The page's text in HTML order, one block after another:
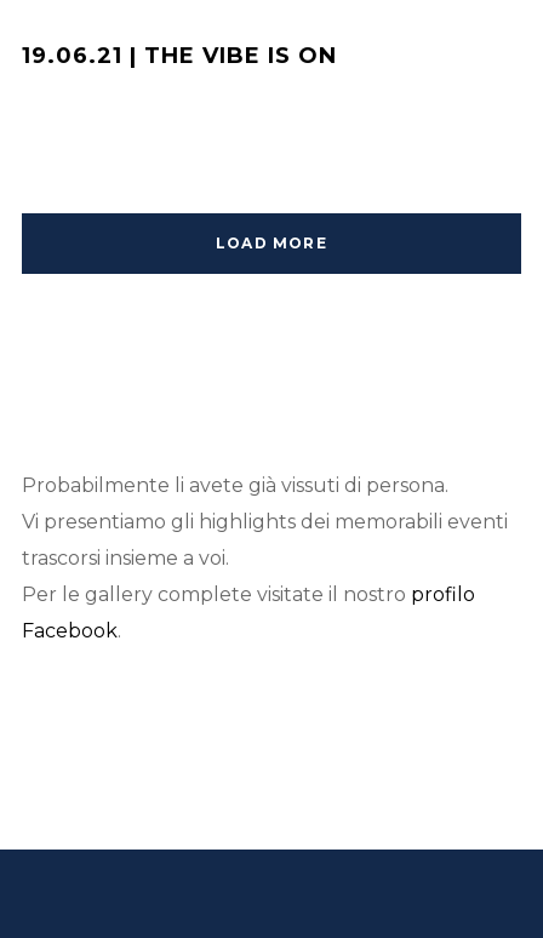
19.06.21 | THE VIBE IS ON
LOAD MORE
Probabilmente li avete già vissuti di persona.
Vi presentiamo gli highlights dei memorabili eventi
trascorsi insieme a voi.
Per le gallery complete visitate il nostro profilo
Facebook.